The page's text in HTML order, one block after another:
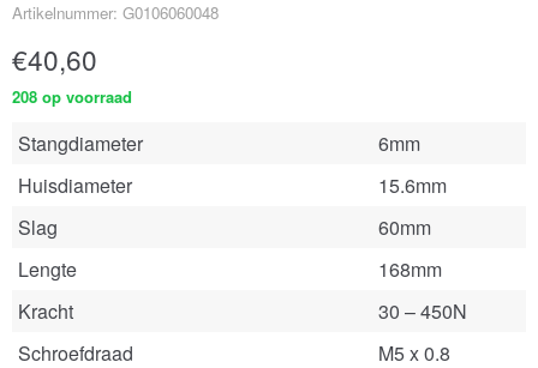
Artikelnummer: G0106060048
€40,60
208 op voorraad
Stangdiameter
6mm
Huisdiameter
15.6mm
Slag
60mm
Lengte
168mm
Kracht
30 – 450N
Schroefdraad
M5 x 0.8